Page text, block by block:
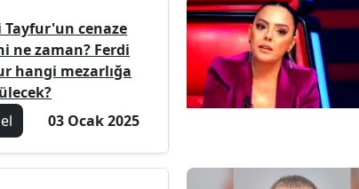
Tayfur'un cenaze
ne zaman? Ferdi
hangi mezarlığa
03 Ocak 2025